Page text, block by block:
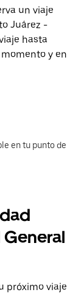
un viaje
Juárez -
hasta
y en
en tu punto de
próximo viaje